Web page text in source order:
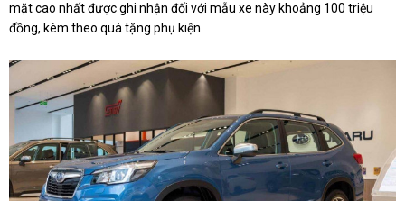
mặt cao nhất được ghi nhận đối với mẫu xe này khoảng 100 triệu
đồng, kèm theo quà tặng phụ kiện.